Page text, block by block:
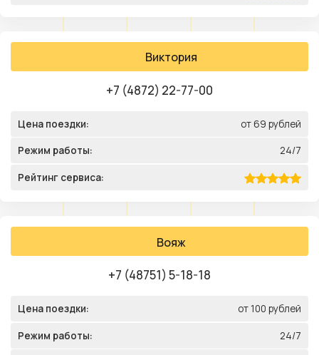
Виктория
+7 (4872) 22-77-00
Цена поездки: от 69 рублей
Режим работы: 24/7
Рейтинг сервиса:
Вояж
+7 (48751) 5-18-18
Цена поездки: от 100 рублей
Режим работы: 24/7